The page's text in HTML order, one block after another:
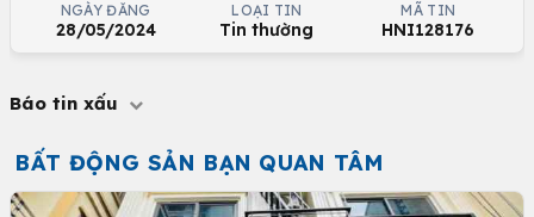
NGÀY ĐĂNG
28/05/2024
LOẠI TIN
Tin thường
MÃ TIN
HNI128176
Báo tin xấu
BẤT ĐỘNG SẢN BẠN QUAN TÂM